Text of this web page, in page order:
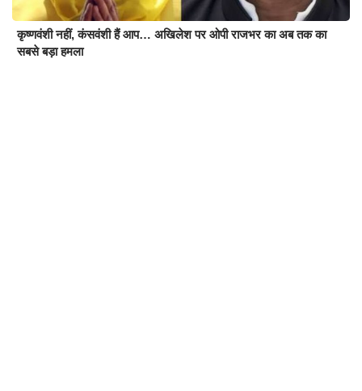
कृष्णवंशी नहीं, कंसवंशी हैं आप… अखिलेश पर ओपी राजभर का अब तक का
सबसे बड़ा हमला